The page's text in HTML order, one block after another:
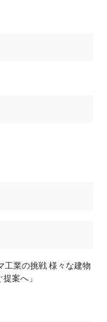
工業の挑戦 様々な建物
案へ」